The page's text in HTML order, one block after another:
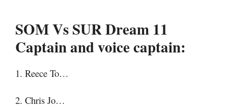
SOM Vs SUR Dream 11
Captain and voice captain:
1. Reece To…
2. Chris Jo…